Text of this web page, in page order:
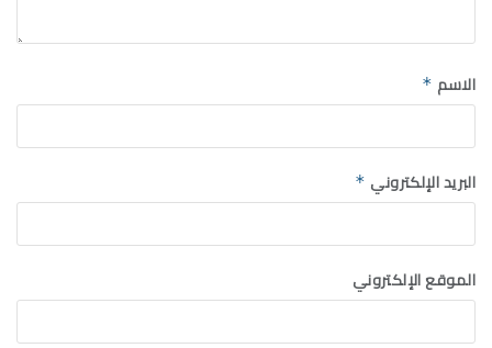
الاسم *
البريد الإلكتروني *
الموقع الإلكتروني